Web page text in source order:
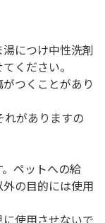
湯につけ中性洗剤
ください。
つくことがあり
がありますの
ペットへの給
の目的には使用
使用させないで